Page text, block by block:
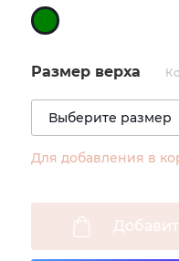
Размер верха
Для добавления в